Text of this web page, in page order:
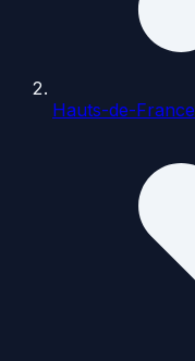
Hauts-de-France